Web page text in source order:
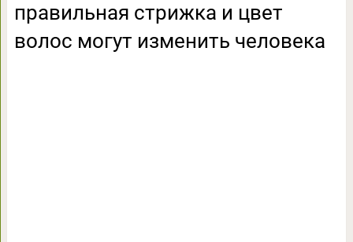
правильная стрижка и цвет
волос могут изменить человека